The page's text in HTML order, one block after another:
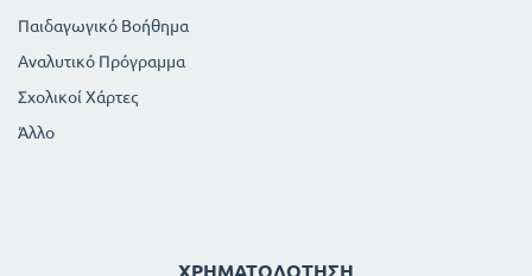
Παιδαγωγικό Βοήθημα
Αναλυτικό Πρόγραμμα
Σχολικοί Χάρτες
Άλλο
ΧΡΗΜΑΤΟΔΌΤΗΣΗ